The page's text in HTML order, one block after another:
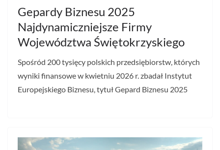
Gepardy Biznesu 2025
Najdynamiczniejsze Firmy
Województwa Świętokrzyskiego
Spośród 200 tysięcy polskich przedsiębiorstw, których
wyniki finansowe w kwietniu 2026 r. zbadał Instytut
Europejskiego Biznesu, tytuł Gepard Biznesu 2025